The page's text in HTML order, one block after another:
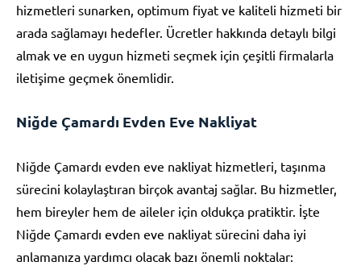
hizmetleri sunarken, optimum fiyat ve kaliteli hizmeti bir
arada sağlamayı hedefler. Ücretler hakkında detaylı bilgi
almak ve en uygun hizmeti seçmek için çeşitli firmalarla
iletişime geçmek önemlidir.
Niğde Çamardı Evden Eve Nakliyat
Niğde Çamardı evden eve nakliyat hizmetleri, taşınma
sürecini kolaylaştıran birçok avantaj sağlar. Bu hizmetler,
hem bireyler hem de aileler için oldukça pratiktir. İşte
Niğde Çamardı evden eve nakliyat sürecini daha iyi
anlamanıza yardımcı olacak bazı önemli noktalar: